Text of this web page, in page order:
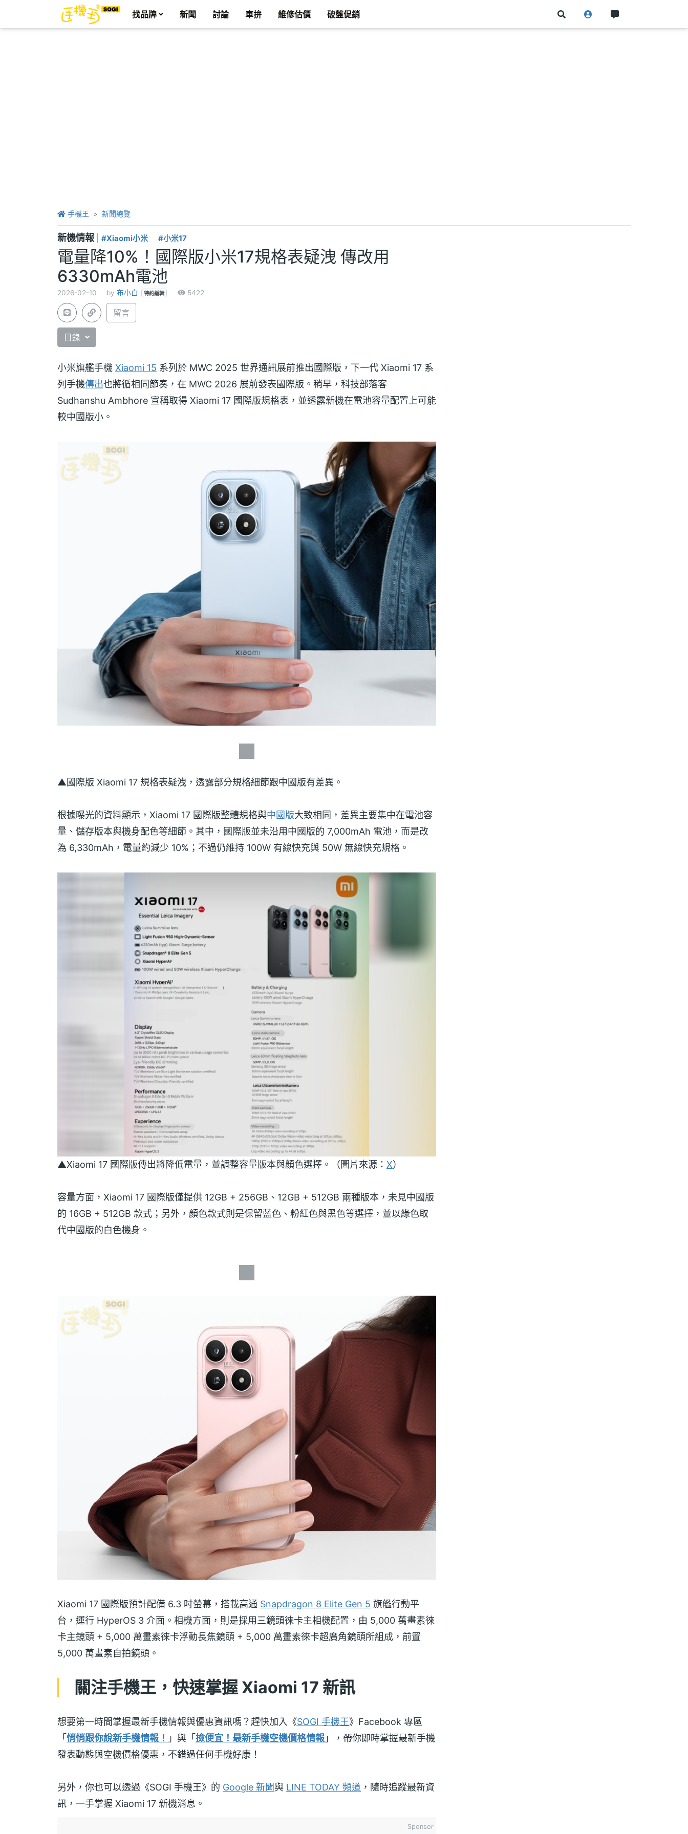
找品牌 新聞 討論 車拚 維修估價 破盤促銷
手機王 新聞總覽
新機情報 #Xiaomi小米 #小米17
電量降10%！國際版小米17規格表疑洩 傳改用
6330mAh電池
2026-02-10 by 布小白 特約編輯 5422
留言
目錄
小米旗艦手機 Xiaomi 15 系列於 MWC 2025 世界通訊展前推出國際版，下一代 Xiaomi 17 系
列手機傳出也將循相同節奏，在 MWC 2026 展前發表國際版。稍早，科技部落客
Sudhanshu Ambhore 宣稱取得 Xiaomi 17 國際版規格表，並透露新機在電池容量配置上可能
較中國版小。
▲國際版 Xiaomi 17 規格表疑洩，透露部分規格細節跟中國版有差異。
根據曝光的資料顯示，Xiaomi 17 國際版整體規格與中國版大致相同，差異主要集中在電池容
量、儲存版本與機身配色等細節。其中，國際版並未沿用中國版的 7,000mAh 電池，而是改
為 6,330mAh，電量約減少 10%；不過仍維持 100W 有線快充與 50W 無線快充規格。
▲Xiaomi 17 國際版傳出將降低電量，並調整容量版本與顏色選擇。（圖片來源： X）
容量方面，Xiaomi 17 國際版僅提供 12GB + 256GB、12GB + 512GB 兩種版本，未見中國版
的 16GB + 512GB 款式；另外，顏色款式則是保留藍色、粉紅色與黑色等選擇，並以綠色取
代中國版的白色機身。
Xiaomi 17 國際版預計配備 6.3 吋螢幕，搭載高通 Snapdragon 8 Elite Gen 5 旗艦行動平
台，運行 HyperOS 3 介面。相機方面，則是採用三鏡頭徠卡主相機配置，由 5,000 萬畫素徠
卡主鏡頭 + 5,000 萬畫素徠卡浮動長焦鏡頭 + 5,000 萬畫素徠卡超廣角鏡頭所組成，前置
5,000 萬畫素自拍鏡頭。
關注手機王，快速掌握 Xiaomi 17 新訊
想要第一時間掌握最新手機情報與優惠資訊嗎？趕快加入《SOGI 手機王》Facebook 專區
「悄悄跟你說新手機情報！ 」與「撿便宜！最新手機空機價格情報 」，帶你即時掌握最新手機
發表動態與空機價格優惠，不錯過任何手機好康！
另外，你也可以透過《SOGI 手機王》的 Google 新聞與 LINE TODAY 頻道 ，隨時追蹤最新資
訊，一手掌握 Xiaomi 17 新機消息。
Sponsor